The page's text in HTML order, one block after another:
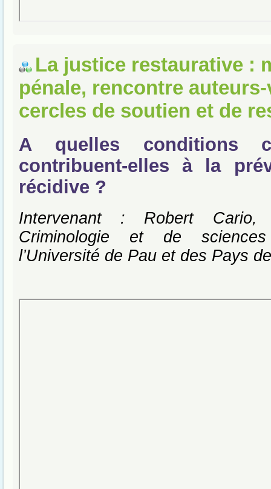
La justice restaurative :
pénale, rencontre
cercles de soutien et de
A quelles conditions
contribuent-elles à la
récidive ?
Intervenant : Robert Cario,
Criminologie et de
l’Université de Pau et des Pays